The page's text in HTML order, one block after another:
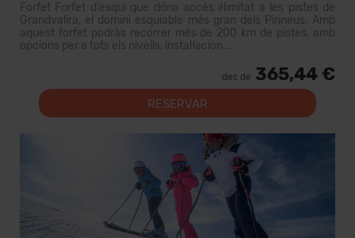
Forfet Forfet d'esquí que dóna accés il·limitat a les pistes de
Grandvalira, el domini esquiable més gran dels Pirineus. Amb
aquest forfet podràs recórrer més de 200 km de pistes, amb
opcions per a tots els nivells, instal·lacion...
des de 365,44 €
RESERVAR